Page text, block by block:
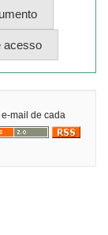
mail de cada